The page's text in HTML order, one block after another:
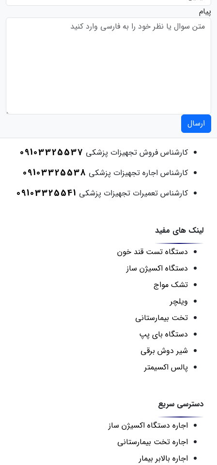
پیام
ارسال
کارشناس فروش تجهیزات پزشکی 09103325537
کارشناس اجاره تجهیزات پزشکی 09103325538
کارشناس تعمیرات تجهیزات پزشکی 09103325541
لینک های مفید
دستگاه تست قند خون
دستگاه اکسیژن ساز
تشک مواج
ویلچر
تخت بیمارستانی
دستگاه بای پپ
شیر دوش برقی
پالس اکسیمتر
دسترسی سریع
اجاره دستگاه اکسیژن ساز
اجاره تخت بیمارستانی
اجاره بالابر بیمار